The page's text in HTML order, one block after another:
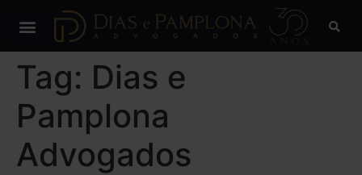
Tag: Dias e
Pamplona
Advogados